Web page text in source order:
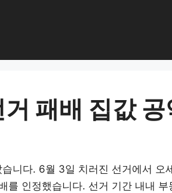
패배 집값 공
니다. 6월 3일 치러진 선거에서 오
를 인정했습니다. 선거 기간 내내